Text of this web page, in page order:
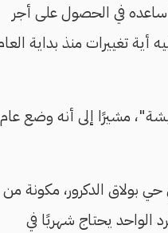
الشركة التي يعمل بها يعود إلى عام 2013، وهو ما ساعده في الحصول على أجر
فهو لا يتجاوز الـ 1800 جنيه، ولم تجر عليه أية تغييرات منذ بداية
مشيرًا إلى أنه وضع عام
بولاق الدكرور، مكونة من
الفرد الواحد يحتاج شهريًا في